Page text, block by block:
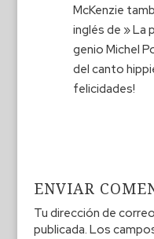
McKenzie
inglés de » La
genio Michel
del canto
felicidades!
ENVIAR
Tu dirección de
publicada. Los